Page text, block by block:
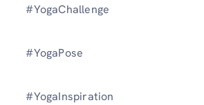
#YogaChallenge
#YogaPose
#YogaInspiration